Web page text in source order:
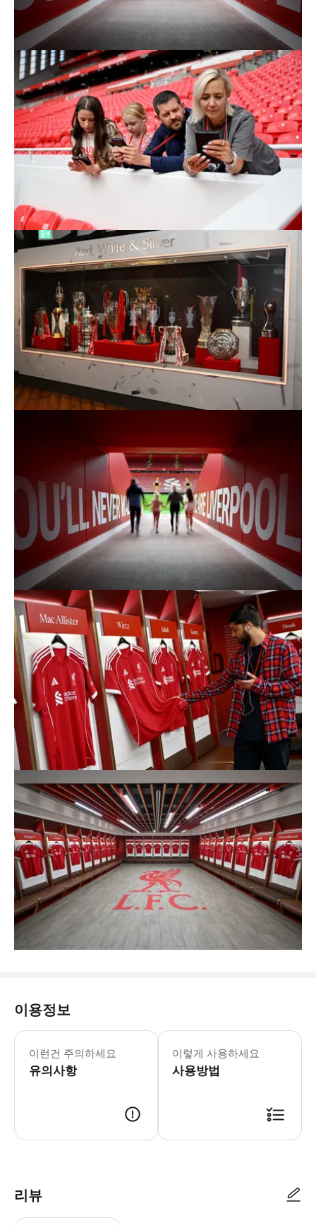
이용정보
이런건 주의하세요
유의사항
본 일정은 경기 비운영일에만 적용됩
13개 언어 오디오 가이드 제공 *
이렇게 사용하세요
사용방법
리뷰